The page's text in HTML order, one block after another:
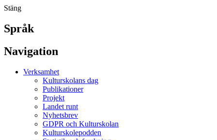
Stäng
Språk
Navigation
Verksamhet
Kulturskolans dag
Publikationer
Projekt
Landet runt
Nyhetsbrev
GDPR och Kulturskolan
Kulturskolepodden